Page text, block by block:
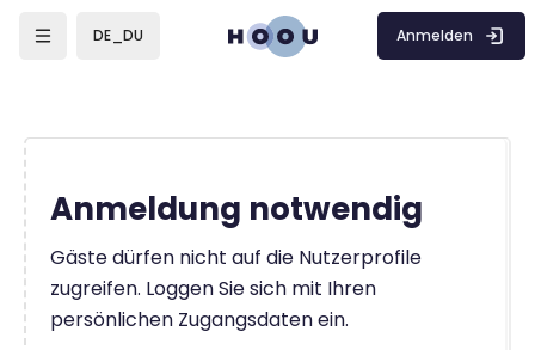
DE_DU Anmelden
Anmeldung notwendig
Gäste dürfen nicht auf die Nutzerprofile
zugreifen. Loggen Sie sich mit Ihren
persönlichen Zugangsdaten ein.